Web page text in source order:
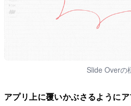
Slide Overの
アプリ上に覆いかぶさるようにア